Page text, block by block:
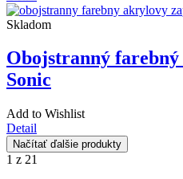
Skladom
Obojstranný
Sonic
Add to Wishlist
Detail
Načítať ďalšie produkty
1 z 21